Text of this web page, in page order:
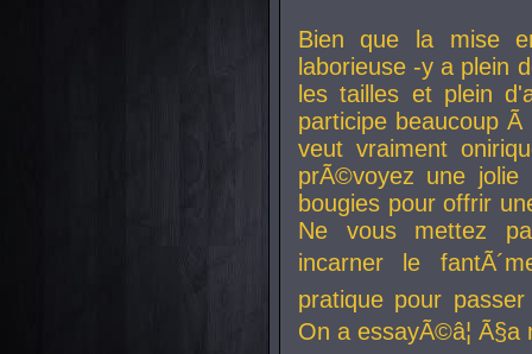
Bien que la mise
laborieuse -y a plein
les tailles et plein
participe beaucoup
veut vraiment
prÃ©voyez une
bougies pour offrir
Ne vous mettez
incarner le
pratique pour
On a essayÃ©â¦